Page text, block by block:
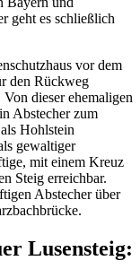
geht es schließlich
vor dem
den Rückweg
dieser ehemaligen
Abstecher zum
Hohlstein
gewaltiger
mit einem Kreuz
Steig erreichbar.
Abstecher über
Lusensteig: